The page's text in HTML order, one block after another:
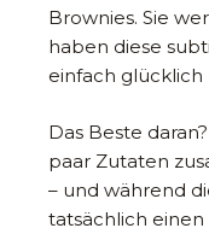
Brownies. Sie
haben diese
einfach glücklich
Das Beste
paar Zutaten
– und während
tatsächlich